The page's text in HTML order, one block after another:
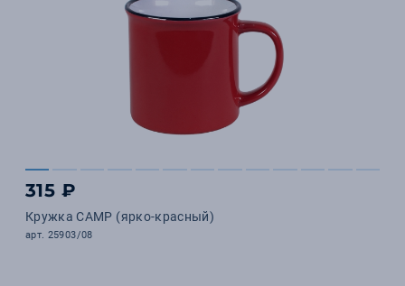
315 ₽
Кружка CAMP (ярко-красный)
арт. 25903/08